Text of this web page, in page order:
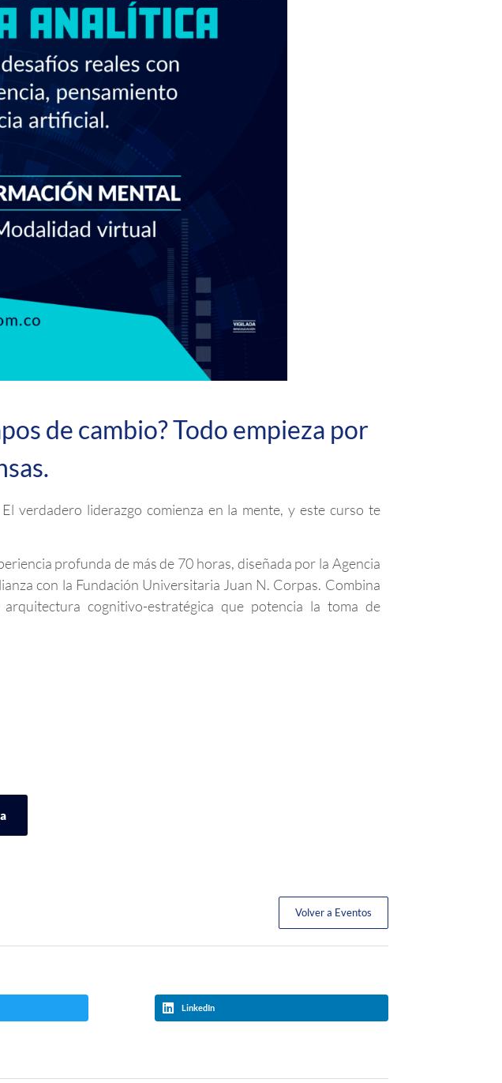
de cambio? Todo empieza por
verdadero liderazgo comienza en la mente, y este curso te
profunda de más de 70 horas, diseñada por la Agencia
con la Fundación Universitaria Juan N. Corpas. Combina
cognitivo-estratégica que potencia la toma de
Volver a Eventos
LinkedIn